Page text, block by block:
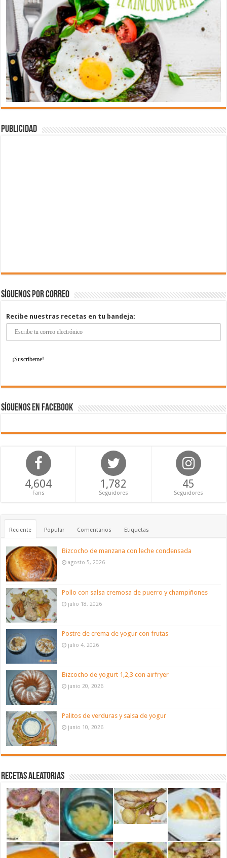
Publicidad
Síguenos por correo
Recibe nuestras recetas en tu bandeja:
Síguenos en Facebook
4,604
Fans
1,782
Seguidores
45
Seguidores
Reciente Popular Comentarios Etiquetas
Bizcocho de manzana con leche condensada
agosto 5, 2026
Pollo con salsa cremosa de puerro y champiñones
julio 18, 2026
Postre de crema de yogur con frutas
julio 4, 2026
Bizcocho de yogurt 1,2,3 con airfryer
junio 20, 2026
Palitos de verduras y salsa de yogur
junio 10, 2026
Recetas aleatorias